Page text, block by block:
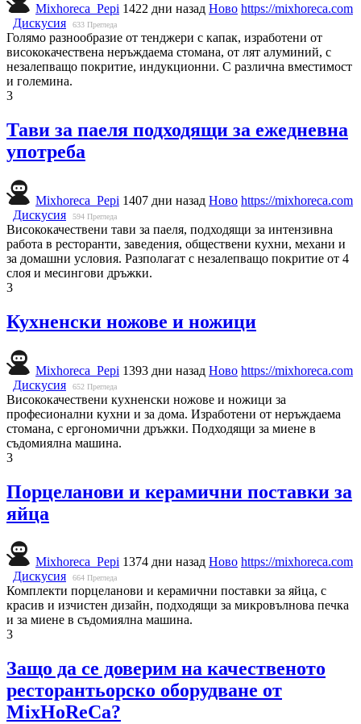
Mixhoreca_Pepi 1422 дни назад Ново https://mixhoreca.com
Дискусия
633 Прегледа
Голямо разнообразие от тенджери с капак, изработени от
висококачествена неръждаема стомана, от лят алуминий, с
незалепващо покритие, индукционни. С различна вместимост
и големина.
3
Тави за паеля подходящи за ежедневна
употреба
Mixhoreca_Pepi 1407 дни назад Ново https://mixhoreca.com
Дискусия
594 Прегледа
Висококачествени тави за паеля, подходящи за интензивна
работа в ресторанти, заведения, обществени кухни, механи и
за домашни условия. Разполагат с незалепващо покритие от 4
слоя и месингови дръжки.
3
Кухненски ножове и ножици
Mixhoreca_Pepi 1393 дни назад Ново https://mixhoreca.com
Дискусия
652 Прегледа
Висококачествени кухненски ножове и ножици за
професионални кухни и за дома. Изработени от неръждаема
стомана, с ергономични дръжки. Подходящи за миене в
съдомиялна машина.
3
Порцеланови и керамични поставки за
яйца
Mixhoreca_Pepi 1374 дни назад Ново https://mixhoreca.com
Дискусия
664 Прегледа
Комплекти порцеланови и керамични поставки за яйца, с
красив и изчистен дизайн, подходящи за микровълнова печка
и за миене в съдомиялна машина.
3
Защо да се доверим на качественото
ресторантьорско оборудване от
MixHoReCa?